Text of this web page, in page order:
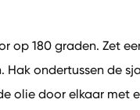
op 180 graden. Zet
Hak ondertussen de
olie door elkaar met